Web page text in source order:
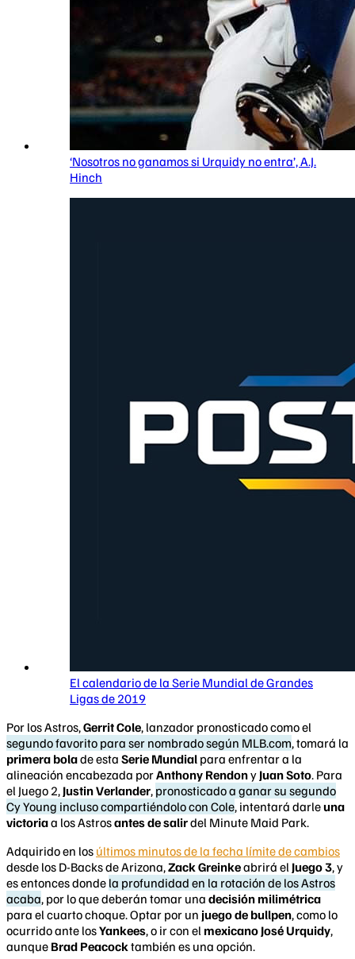
‘Nosotros no ganamos si Urquidy no entra’, A.J.
Hinch
El calendario de la Serie Mundial de Grandes
Ligas de 2019
Por los Astros,Gerrit Cole, lanzador pronosticado como el
segundo favorito para ser nombrado según MLB.com, tomará la
primera bolade esta Serie Mundial para enfrentar a la
alineación encabezada porAnthony Rendony Juan Soto. Para
el Juego 2, Justin Verlander, pronosticado a ganar su segundo
Cy Young incluso compartiéndolo con Cole, intentará darleuna
victoriaa los Astrosantes de salirdel Minute Maid Park.
Adquirido en los últimos minutos de la fecha límite de cambios
desde los D-Backs de Arizona,Zack Greinkeabrirá el Juego 3, y
es entonces donde la profundidad en la rotación de los Astros
acaba, por lo que deberán tomar una decisión milimétrica
para el cuarto choque. Optar por un juego de bullpen, como lo
ocurrido ante losYankees, o ir con el mexicano José Urquidy,
aunque Brad Peacock también es una opción.